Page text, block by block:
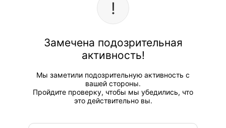
Замечена подозрительная
активность!
Мы заметили подозрительную активность с
вашей стороны.
Пройдите проверку, чтобы мы убедились, что
это действительно вы.